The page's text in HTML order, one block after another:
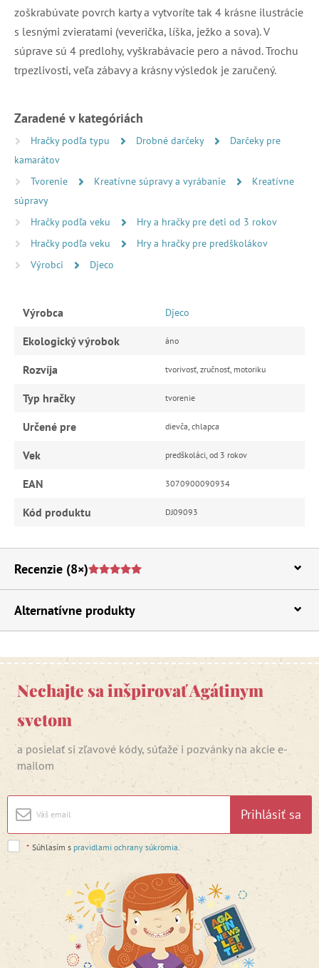
zoškrabúvate povrch karty a vytvoríte tak 4 krásne ilustrácie
s lesnými zvieratami (veverička, líška, ježko a sova). V
súprave sú 4 predlohy, vyškrabávacie pero a návod. Trochu
trpezlivosti, veľa zábavy a krásny výsledok je zaručený.
Zaradené v kategóriách
Hračky podľa typu Drobné darčeky
Darčeky pre
kamarátov
Tvorenie
Kreatívne súpravy a vyrábanie
Kreatívne
súpravy
Hračky podľa veku
Hry a hračky pre deti od 3 rokov
Hračky podľa veku
Hry a hračky pre predškolákov
Výrobci
Djeco
Výrobca Djeco
Ekologický výrobok áno
Rozvíja tvorivosť, zručnosť, motoriku
Typ hračky tvorenie
Určené pre dievča, chlapca
Vek predškoláci, od 3 rokov
EAN 3070900090934
Kód produktu DJ09093
Recenzie (8×)
Alternatívne produkty
Nechajte sa inšpirovať Agátinym
svetom
a posielať si zľavové kódy, súťaže i pozvánky na akcie e-
mailom
Prihlásiť sa
* Súhlasím s pravidlami ochrany súkromia